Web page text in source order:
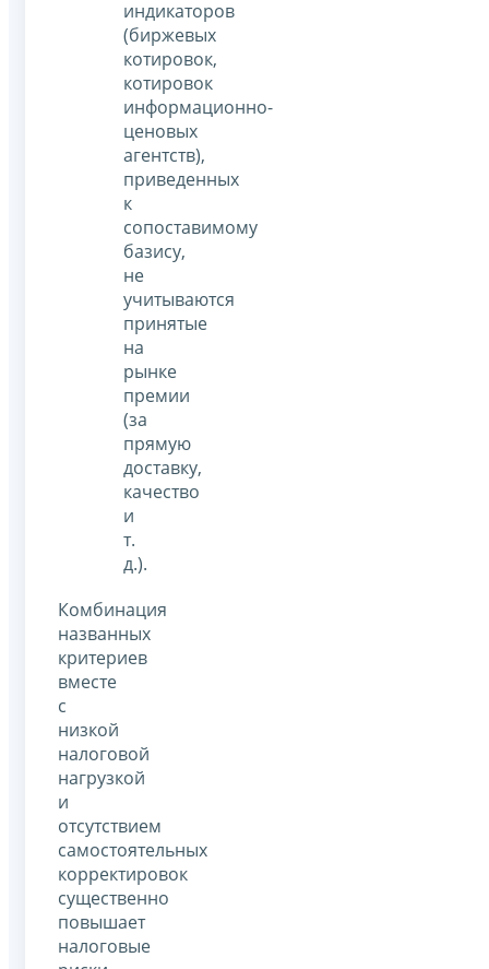
индикаторов
(биржевых
котировок,
котировок
информационно-
ценовых
агентств),
приведенных
к
сопоставимому
базису,
не
учитываются
принятые
на
рынке
премии
(за
прямую
доставку,
качество
и
т.
д.).
Комбинация
названных
критериев
вместе
с
низкой
налоговой
нагрузкой
и
отсутствием
самостоятельных
корректировок
существенно
повышает
налоговые